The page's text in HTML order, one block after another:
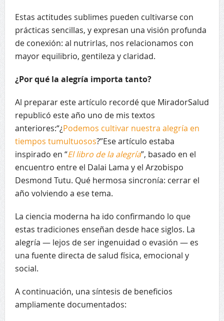
Estas actitudes sublimes pueden cultivarse con
prácticas sencillas, y expresan una visión profunda
de conexión: al nutrirlas, nos relacionamos con
mayor equilibrio, gentileza y claridad.
¿Por qué la alegría importa tanto?
Al preparar este artículo recordé que MiradorSalud
republicó este año uno de mis textos
anteriores:“¿Podemos cultivar nuestra alegría en
tiempos tumultuosos?”Ese artículo estaba
inspirado en “El libro de la alegría”, basado en el
encuentro entre el Dalai Lama y el Arzobispo
Desmond Tutu. Qué hermosa sincronía: cerrar el
año volviendo a ese tema.
La ciencia moderna ha ido confirmando lo que
estas tradiciones enseñan desde hace siglos. La
alegría — lejos de ser ingenuidad o evasión — es
una fuente directa de salud física, emocional y
social.
A continuación, una síntesis de beneficios
ampliamente documentados: